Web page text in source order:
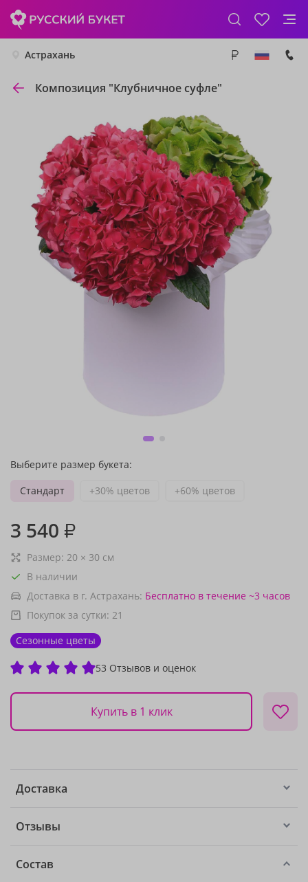
Астрахань
Композиция "Клубничное суфле"
Выберите размер букета:
Стандарт
+30% цветов +60% цветов
3 540 ₽
Размер: 20 × 30 см
В наличии
Доставка в г. Астрахань: Бесплатно в течение ~3 часов
Покупок за сутки: 21
Сезонные цветы
53 Отзывов и оценок
Купить в 1 клик
Доставка
Отзывы
Состав